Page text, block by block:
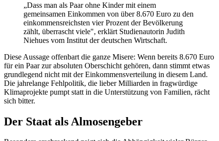
„Dass man als Paar ohne Kinder mit einem
gemeinsamen Einkommen von über 8.670 Euro zu den
einkommensreichsten vier Prozent der Bevölkerung
zählt, überrascht viele", erklärt Studienautorin Judith
Niehues vom Institut der deutschen Wirtschaft.
Diese Aussage offenbart die ganze Misere: Wenn bereits 8.670 Euro
für ein Paar zur absoluten Oberschicht gehören, dann stimmt etwas
grundlegend nicht mit der Einkommensverteilung in diesem Land.
Die jahrelange Fehlpolitik, die lieber Milliarden in fragwürdige
Klimaprojekte pumpt statt in die Unterstützung von Familien, rächt
sich bitter.
Der Staat als Almosengeber